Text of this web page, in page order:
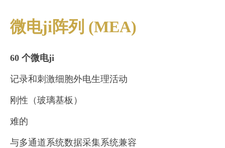
微电ji阵列 (MEA)
60 个微电ji
记录和刺激细胞外电生理活动
刚性（玻璃基板）
难的
与多通道系统数据采集系统兼容